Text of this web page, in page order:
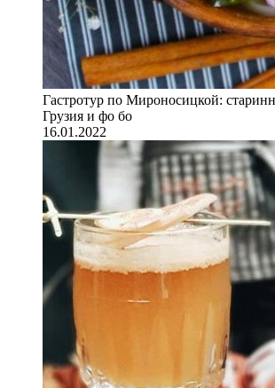
Гастротур по Мироносицкой:
Грузия и фо бо
16.01.2022